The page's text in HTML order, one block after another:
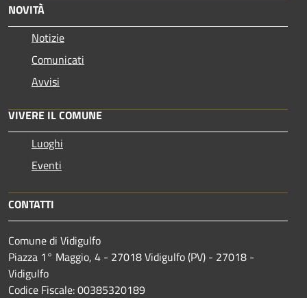
NOVITÀ
Notizie
Comunicati
Avvisi
VIVERE IL COMUNE
Luoghi
Eventi
CONTATTI
Comune di Vidigulfo
Piazza 1° Maggio, 4 - 27018 Vidigulfo (PV) - 27018 -
Vidigulfo
Codice Fiscale: 00385320189